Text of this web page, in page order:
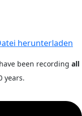
herunterladen
been recording all
years.